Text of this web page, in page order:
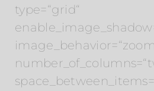
type=“grid“